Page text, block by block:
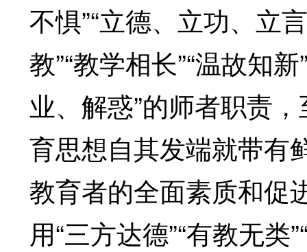
不惧”“立德、立功、立
教”“教学相长”“温故知
业、解惑”的师者职责
育思想自其发端就带有
教育者的全面素质和促
用“三方达德”“有教无类